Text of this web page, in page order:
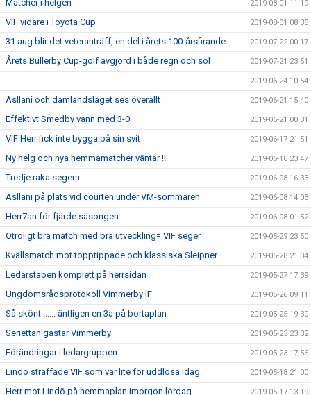
Matcher i helgen 2019-08-01 11:19
VIF vidare i Toyota Cup 2019-08-01 08:35
31 aug blir det veteranträff, en del i årets 100-årsfirande 2019-07-22 00:17
Årets Bullerby Cup-golf avgjord i både regn och sol 2019-07-21 23:51
2019-06-24 10:54
Asllani och damlandslaget ses överallt 2019-06-21 15:40
Effektivt Smedby vann med 3-0 2019-06-21 00:31
VIF Herr fick inte bygga på sin svit 2019-06-17 21:51
Ny helg och nya hemmamatcher väntar !! 2019-06-10 23:47
Tredje raka segern 2019-06-08 16:33
Asllani på plats vid courten under VM-sommaren 2019-06-08 14:03
Herr7an för fjärde säsongen 2019-06-08 01:52
Otroligt bra match med bra utveckling= VIF seger 2019-05-29 23:50
Kvällsmatch mot topptippade och klassiska Sleipner 2019-05-28 21:34
Ledarstaben komplett på herrsidan 2019-05-27 17:39
Ungdomsrådsprotokoll Vimmerby IF 2019-05-26 09:11
Så skönt ...... äntligen en 3a på bortaplan 2019-05-25 19:30
Seriettan gästar Vimmerby 2019-05-23 23:32
Förändringar i ledargruppen 2019-05-23 17:56
Lindö straffade VIF som var lite för uddlösa idag 2019-05-18 21:00
Herr mot Lindö på hemmaplan imorgon lördag 2019-05-17 13:19